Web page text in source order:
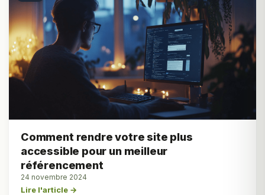
Comment rendre votre site plus
accessible pour un meilleur
référencement
24 novembre 2024
Lire l'article →